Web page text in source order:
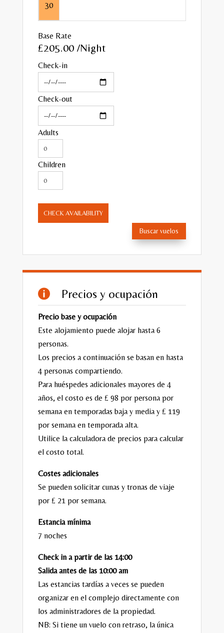
30
Base Rate
£205.00 /Night
Check-in
Check-out
Adults
Children
CHECK AVAILABILITY
Buscar vuelos
 Precios y ocupación
Precio base y ocupación
Este alojamiento puede alojar hasta 6
personas.
Los precios a continuación se basan en hasta
4 personas compartiendo.
Para huéspedes adicionales mayores de 4
años, el costo es de £ 98 por persona por
semana en temporadas baja y media y £ 119
por semana en temporada alta.
Utilice la calculadora de precios para calcular
el costo total.
Costes adicionales
Se pueden solicitar cunas y tronas de viaje
por £ 21 por semana.
Estancia mínima
7 noches
Check in a partir de las 14:00
Salida antes de las 10:00 am
Las estancias tardías a veces se pueden
organizar en el complejo directamente con
los administradores de la propiedad.
NB: Si tiene un vuelo con retraso, la única